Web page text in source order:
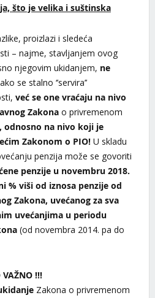
što je velika i suštinska
proizlazi i sledeća
– najme, stavljanjem ovog
njegovim ukidanjem, ne
se stalno ‘’servira’’
već se one vraćaju na nivo
Zakonao privremenom
, odnosno na nivo koji je
Zakonom o PIO! U skladu
penzija može se govoriti
penzije u novembru 2018.
% viši od iznosa penzije od
Zakona, uvećanog za sva
uvećanjima u periodu
(od novembra 2014. pa do
!!!
Zakona o privremenom